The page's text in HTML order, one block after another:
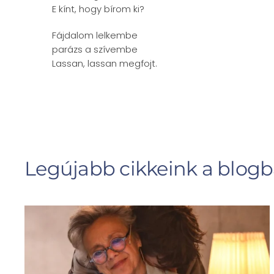
E kínt, hogy bírom ki?
Fájdalom lelkembe
parázs a szívembe
Lassan, lassan megfojt.
Legújabb cikkeink a